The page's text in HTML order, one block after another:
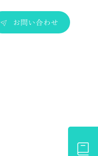
お問い合わせ